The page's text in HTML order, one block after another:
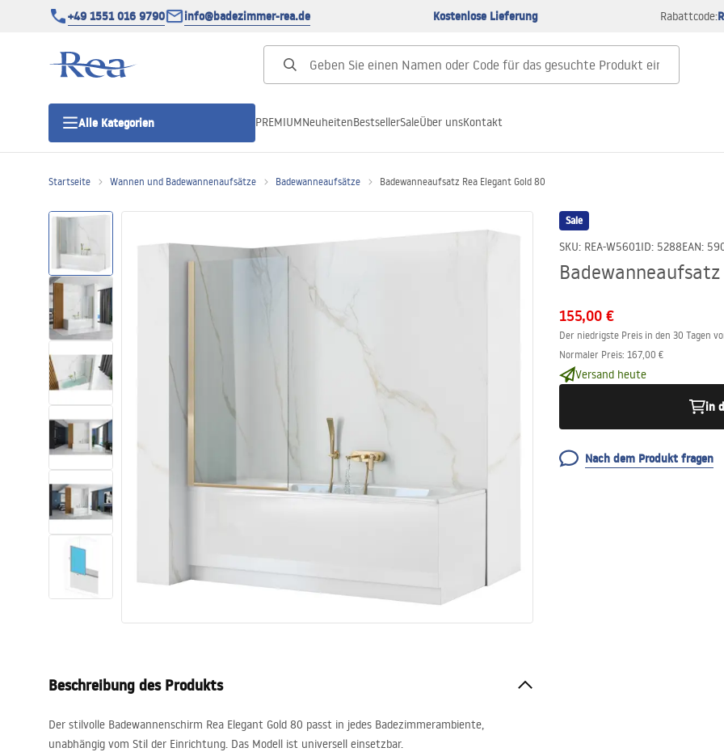
+49 1551 016 9790 info@badezimmer-rea.de Kostenlose Lieferung Rabattcode:
Alle Kategorien
Duschtüren
Duschwannen
Duschrinnen
Toiletten
Waschbecken
Wannen und
Badewannenaufsätze
Badarmaturen
Badezimmerzubehör und Möbel
PREMIUMNeuheitenBestsellerSaleÜber unsKontakt
Startseite Wannen und Badewannenaufsätze Badewanneaufsätze Badewanneaufsatz Rea Elegant Gold 80
Sale
SKU: REA-W5601ID: 5288EAN:
155,00 €
Der niedrigste Preis in den 30 Tagen
Normaler Preis: 167,00 €
Versand heute
in
Nach dem Produkt fragen
Beschreibung des Produkts
Der stilvolle Badewannenschirm Rea Elegant Gold 80 passt in jedes Badezimmerambiente,
unabhängig vom Stil der Einrichtung. Das Modell ist universell einsetzbar.